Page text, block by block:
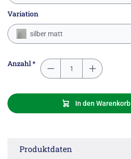
Variation
silber matt
Anzahl *
In den Warenkorb
Produktdaten